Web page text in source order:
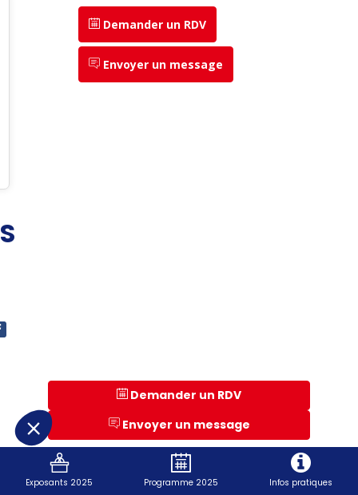
Demander un RDV
Envoyer un message
Demander un RDV
Envoyer un message
Univers
Exposants 2025 Programme 2025 Infos pratiques